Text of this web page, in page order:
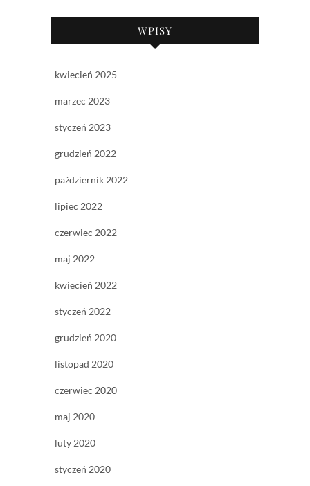
WPISY
kwiecień 2025
marzec 2023
styczeń 2023
grudzień 2022
październik 2022
lipiec 2022
czerwiec 2022
maj 2022
kwiecień 2022
styczeń 2022
grudzień 2020
listopad 2020
czerwiec 2020
maj 2020
luty 2020
styczeń 2020